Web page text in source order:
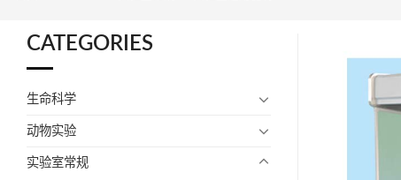
CATEGORIES
生命科学
动物实验
实验室常规